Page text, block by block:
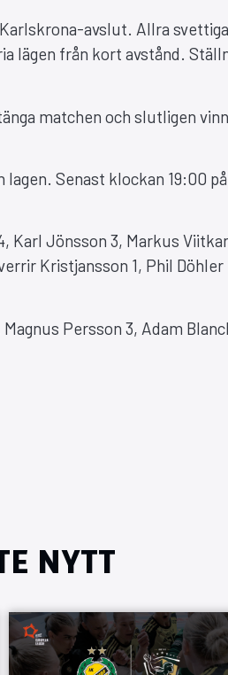
avslut. Allra
lägen från kort avstånd.
matchen och slutligen
Senast klockan 19:00
Karl Jönsson 3, Markus
Kristjansson 1, Phil Döhler
Persson 3, Adam
NYTT